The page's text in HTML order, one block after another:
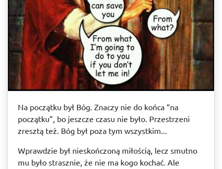
Na początku był Bóg. Znaczy nie do końca “na
początku”, bo jeszcze czasu nie było. Przestrzeni
zresztą też. Bóg był poza tym wszystkim...
Wprawdzie był nieskończoną miłością, lecz smutno
mu było strasznie, że nie ma kogo kochać. Ale